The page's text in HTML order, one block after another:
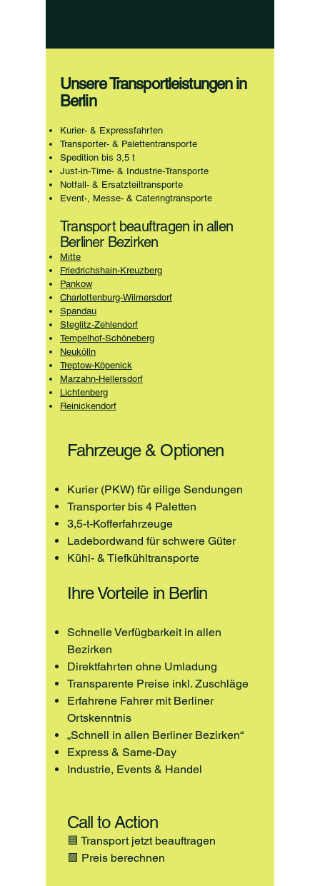
Unsere Transportleistungen in
Berlin
Kurier- & Expressfahrten
Transporter- & Palettentransporte
Spedition bis 3,5 t
Just-in-Time- & Industrie-Transporte
Notfall- & Ersatzteiltransporte
Event-, Messe- & Cateringtransporte
Transport beauftragen in allen
Berliner Bezirken
Mitte
Friedrichshain-Kreuzberg
Pankow
Charlottenburg-Wilmersdorf
Spandau
Steglitz-Zehlendorf
Tempelhof-Schöneberg
Neukölln
Treptow-Köpenick
Marzahn-Hellersdorf
Lichtenberg
Reinickendorf
Fahrzeuge & Optionen
Kurier (PKW) für eilige Sendungen
Transporter bis 4 Paletten
3,5-t-Kofferfahrzeuge
Ladebordwand für schwere Güter
Kühl- & Tiefkühltransporte
Ihre Vorteile in Berlin
Schnelle Verfügbarkeit in allen
Bezirken
Direktfahrten ohne Umladung
Transparente Preise inkl. Zuschläge
Erfahrene Fahrer mit Berliner
Ortskenntnis
„Schnell in allen Berliner Bezirken“
Express & Same-Day
Industrie, Events & Handel
Call to Action
🟦 Transport jetzt beauftragen
🟩 Preis berechnen